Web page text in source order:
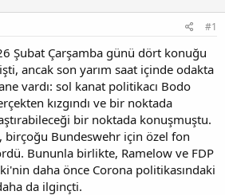
#1
Şubat Çarşamba günü dört konuğu
ancak son yarım saat içinde odakta
vardı: sol kanat politikacı Bodo
kızgındı ve bir noktada
bir noktada konuşmuştu.
birçoğu Bundeswehr için özel fon
Bununla birlikte, Ramelow ve FDP
daha önce Corona politikasındaki
da ilginçti.